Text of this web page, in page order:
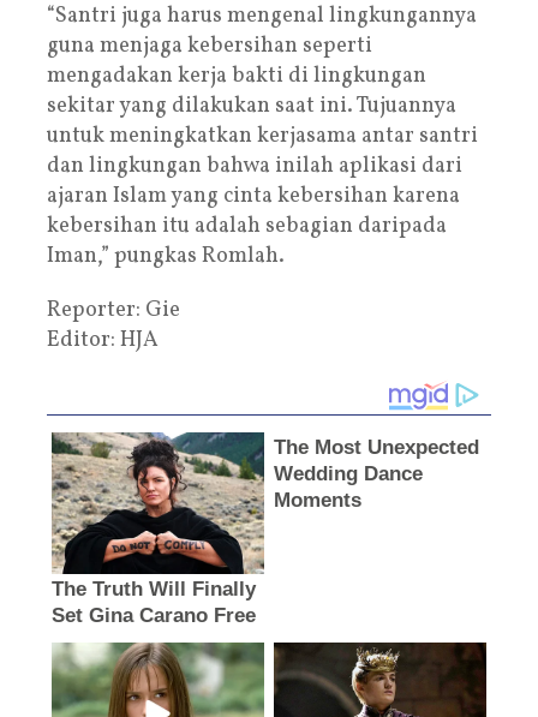
“Santri juga harus mengenal lingkungannya
guna menjaga kebersihan seperti
mengadakan kerja bakti di lingkungan
sekitar yang dilakukan saat ini. Tujuannya
untuk meningkatkan kerjasama antar santri
dan lingkungan bahwa inilah aplikasi dari
ajaran Islam yang cinta kebersihan karena
kebersihan itu adalah sebagian daripada
Iman,” pungkas Romlah.
Reporter: Gie
Editor: HJA